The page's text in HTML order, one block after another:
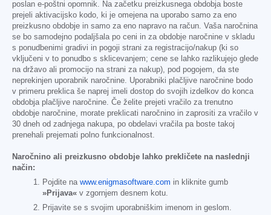
poslan e-poštni opomnik. Na začetku preizkusnega obdobja boste
prejeli aktivacijsko kodo, ki je omejena na uporabo samo za eno
preizkusno obdobje in samo za eno napravo na račun. Vaša naročnina
se bo samodejno podaljšala po ceni in za obdobje naročnine v skladu
s ponudbenimi gradivi in pogoji strani za registracijo/nakup (ki so
vključeni v to ponudbo s sklicevanjem; cene se lahko razlikujejo glede
na državo ali promocijo na strani za nakup), pod pogojem, da ste
neprekinjen uporabnik naročnine. Uporabniki plačljive naročnine bodo
v primeru preklica še naprej imeli dostop do svojih izdelkov do konca
obdobja plačljive naročnine. Če želite prejeti vračilo za trenutno
obdobje naročnine, morate preklicati naročnino in zaprositi za vračilo v
30 dneh od zadnjega nakupa, po obdelavi vračila pa boste takoj
prenehali prejemati polno funkcionalnost.
Naročnino ali preizkusno obdobje lahko prekličete na naslednji
način:
Pojdite na www.enigmasoftware.com in kliknite gumb
»Prijava« v zgornjem desnem kotu.
Prijavite se s svojim uporabniškim imenom in geslom.